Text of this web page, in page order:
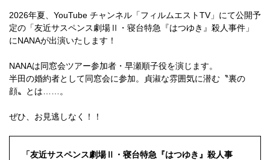
2026年夏、YouTube チャンネル「フィルムエストTV」にて公開予
定の「友近サスペンス劇場Ⅱ・寝台特急『はつゆき』殺人事件」
にNANAが出演いたします！
NANAは同窓会ツアー参加者・早瀬順子役を演じます。
半田の婚約者として同窓会に参加。貞淑な雰囲気に潜む〝裏の
顔〟とは……。
ぜひ、お見逃しなく！！
「友近サスペンス劇場Ⅱ・寝台特急『はつゆき』殺人事